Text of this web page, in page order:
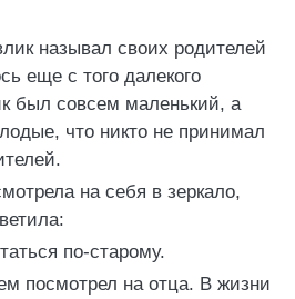
называл своих родителей
еще с того далекого
был совсем маленький, а
что никто не принимал
на себя в зеркало,
по-старому.
посмотрел на отца. В жизни